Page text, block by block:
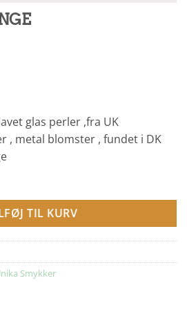
glas perler ,fra UK
, metal blomster , fundet i DK
TIL KURV
Smykker